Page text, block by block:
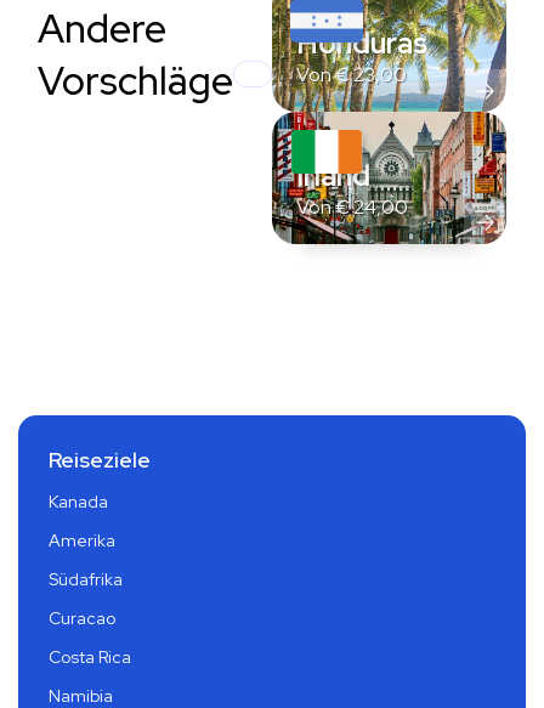
Andere
Vorschläge
Honduras
Von€23,00
Irland
Von€24,00
Reiseziele
Kanada
Amerika
Südafrika
Curacao
Costa Rica
Namibia